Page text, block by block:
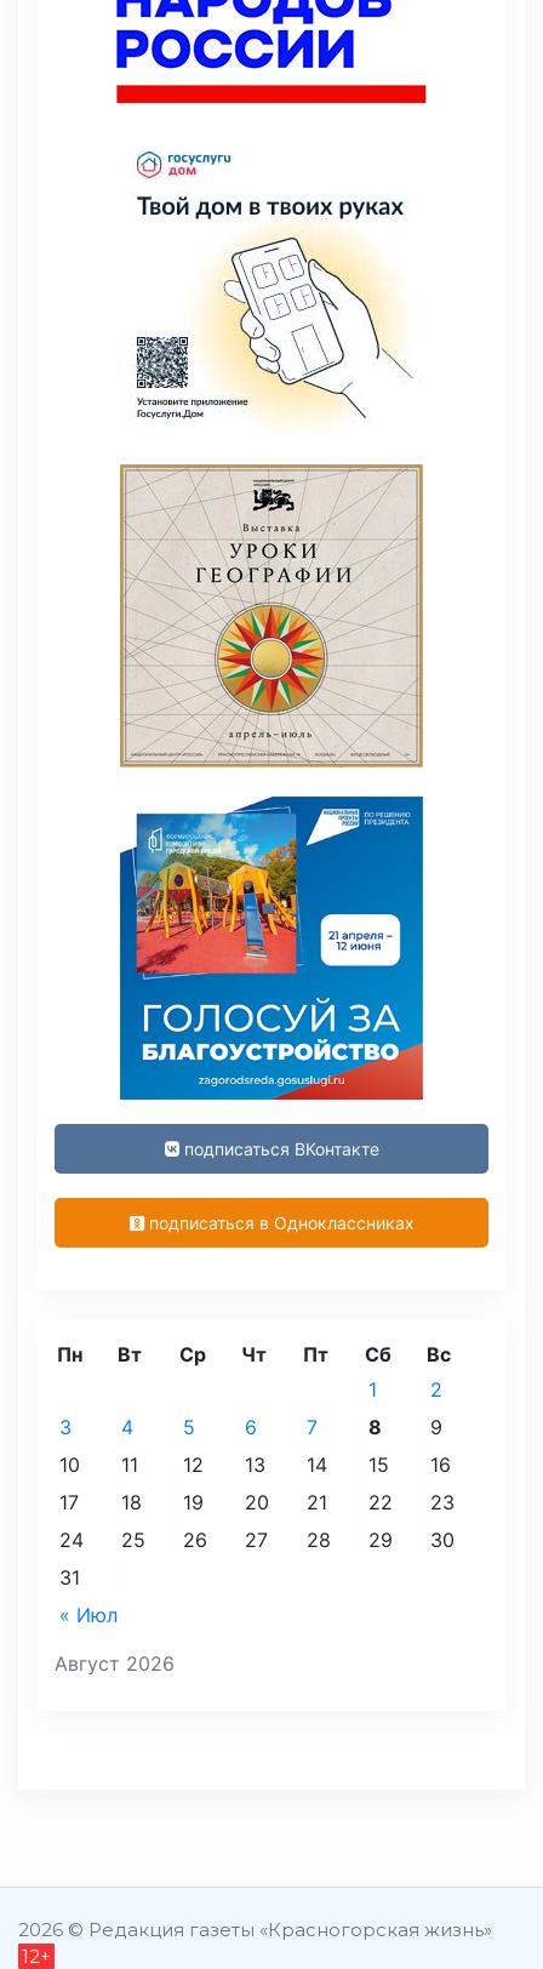
подписаться ВКонтакте
подписаться в Одноклассниках
Август 2026
Пн Вт Ср Чт Пт Сб Вс
« Июл
1
2
3
4 5 6 7 8
9
10
11 12 13 14 15
16
17
18 19 20 21 22
23
24
25 26 27 28 29
30
31
2026 © Редакция газеты «Красногорская жизнь»
12+